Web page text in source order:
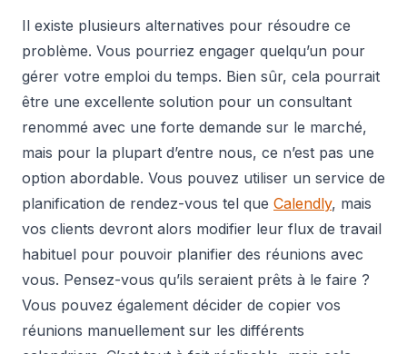
Il existe plusieurs alternatives pour résoudre ce
problème. Vous pourriez engager quelqu’un pour
gérer votre emploi du temps. Bien sûr, cela pourrait
être une excellente solution pour un consultant
renommé avec une forte demande sur le marché,
mais pour la plupart d’entre nous, ce n’est pas une
option abordable. Vous pouvez utiliser un service de
planification de rendez-vous tel que Calendly, mais
vos clients devront alors modifier leur flux de travail
habituel pour pouvoir planifier des réunions avec
vous. Pensez-vous qu’ils seraient prêts à le faire ?
Vous pouvez également décider de copier vos
réunions manuellement sur les différents